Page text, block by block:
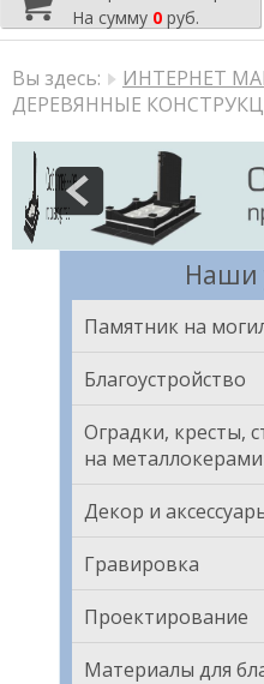
На сумму 0 руб.
Вы здесь:
ИНТЕРНЕТ
ДЕРЕВЯННЫЕ
Наши
Памятник на
Благоустройство
Оградки, кресты,
на
Декор и
Гравировка
Проектирование
Материалы для